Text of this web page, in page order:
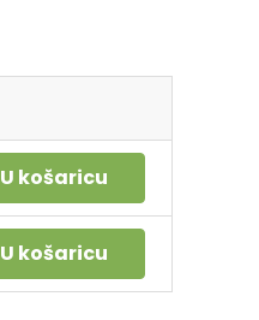
U košaricu
U košaricu